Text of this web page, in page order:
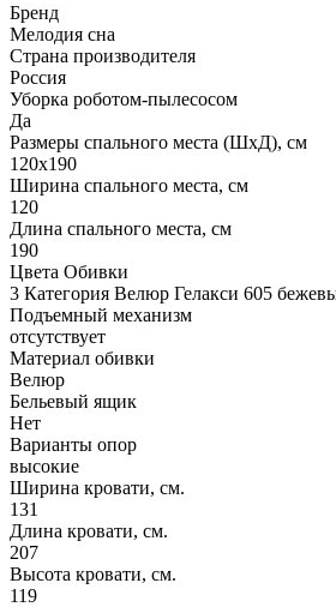
Бренд
Мелодия сна
Страна производителя
Россия
Уборка роботом-пылесосом
Да
Размеры спального места (ШхД), см
120х190
Ширина спального места, см
120
Длина спального места, см
190
Цвета Обивки
3 Категория Велюр Гелакси 605
Подъемный механизм
отсутствует
Материал обивки
Велюр
Бельевый ящик
Нет
Варианты опор
высокие
Ширина кровати, см.
131
Длина кровати, см.
207
Высота кровати, см.
119